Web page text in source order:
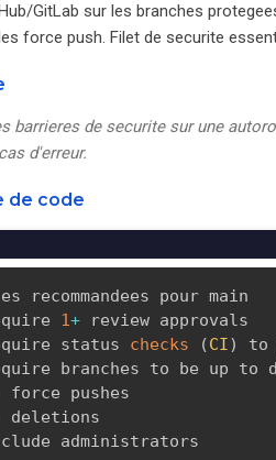
GitLab sur les branches
force push. Filet de securite
barrieres de securite sur une
d'erreur.
de code
recommandees pour main
1+ review approvals
status checks (CI)
to
branches to be up to
force pushes
deletions
administrators